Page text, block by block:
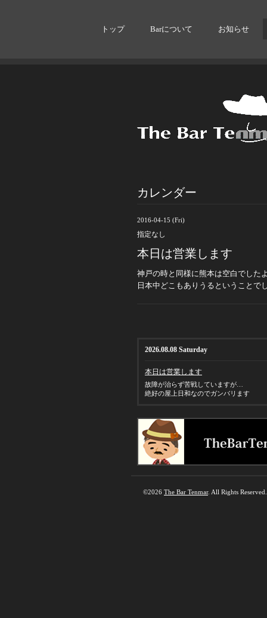
トップ Barについて お知らせ
カレンダー
2016-04-15 (Fri)
指定なし
本日は営業します
神戸の時と同様に熊本は空白でした
日本中どこもありうるということで
2026.08.08 Saturday
本日は営業します
故障が治らず苦戦していますが…
絶好の屋上日和なのでガンバリます
©2026 The Bar Tenmar. All Rights Reserved.